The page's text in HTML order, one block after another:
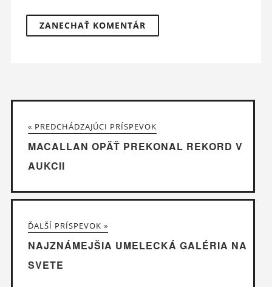
« PREDCHÁDZAJÚCI PRÍSPEVOK
MACALLAN OPÄŤ PREKONAL REKORD V
AUKCII
ĎALŠÍ PRÍSPEVOK »
NAJZNÁMEJŠIA UMELECKÁ GALÉRIA NA
SVETE